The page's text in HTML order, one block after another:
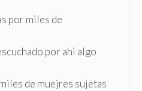
por miles de
por ahi algo
de muejres sujetas